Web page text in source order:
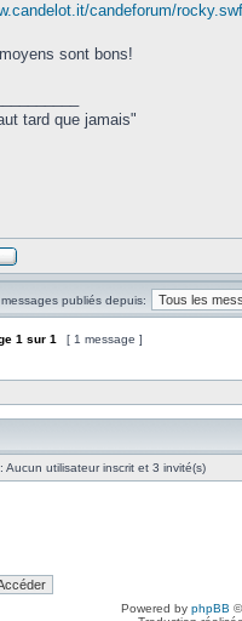
candeforum/rocky.swf
sont bons!
tard que jamais"
publiés depuis:
1 sur 1 [ 1 message ]
Aucun utilisateur inscrit et 3 invité(s)
Powered by phpBB